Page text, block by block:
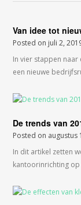
Van idee tot
Posted on juli 2,
In vier stappen
een nieuwe
De trends van
Posted on augustus
In dit artikel zetten
kantoorinrichting op